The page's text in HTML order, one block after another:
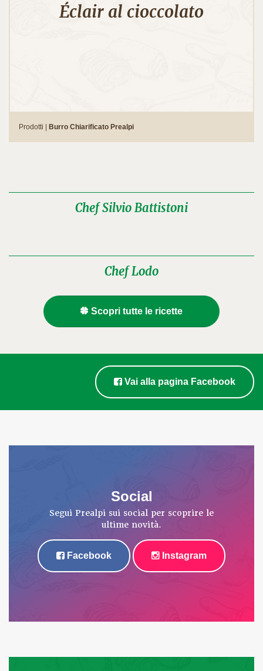
Éclair al cioccolato
Prodotti | Burro Chiarificato Prealpi
Chef Silvio Battistoni
Chef Lodo
Scopri tutte le ricette
Vai alla pagina Facebook
Social
Segui Prealpi sui social per scoprire le
ultime novità.
Facebook Instagram